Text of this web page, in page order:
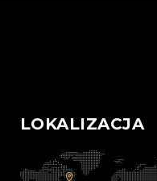
LOKALIZACJA